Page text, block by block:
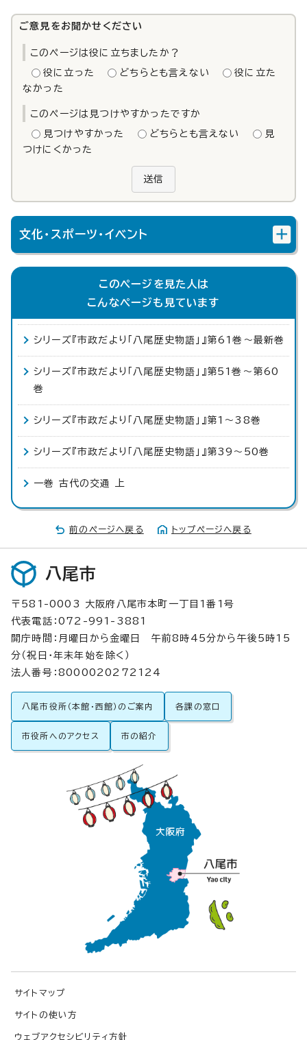
ご意見をお聞かせください
このページは役に立ちましたか？
役に立った どちらとも言えない
役に立た
なかった
このページは見つけやすかったですか
見つけやすかった どちらとも言えない
見
つけにくかった
送信
文化・スポーツ・イベント
このページを見た人は
こんなページも見ています
シリーズ『市政だより「八尾歴史物語」』第61巻～最新巻
シリーズ『市政だより「八尾歴史物語」』第51巻～第60
巻
シリーズ『市政だより「八尾歴史物語」』第1～38巻
シリーズ『市政だより「八尾歴史物語」』第39～50巻
一巻 古代の交通 上
前のページへ戻る トップページへ戻る
八尾市
〒581-0003 大阪府八尾市本町一丁目1番1号
代表電話：072-991-3881
開庁時間：月曜日から金曜日 午前8時45分から午後5時15
分（祝日・年末年始を除く）
法人番号：8000020272124
八尾市役所（本館・西館）のご案内 各課の窓口
市役所へのアクセス 市の紹介
サイトマップ
サイトの使い方
ウェブアクセシビリティ方針